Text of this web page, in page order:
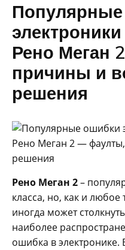
Рено Меган
причины и
решения
Рено Меган 2–
класса, но, как и любое
иногда может
наиболее
ошибка в электронике.